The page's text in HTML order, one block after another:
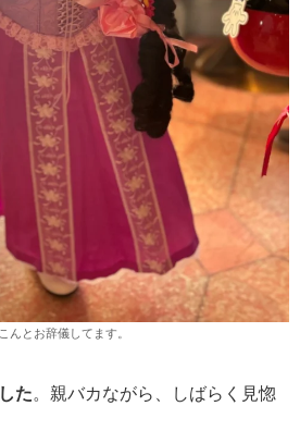
んとお辞儀してます。
た。親バカながら、しばらく見惚